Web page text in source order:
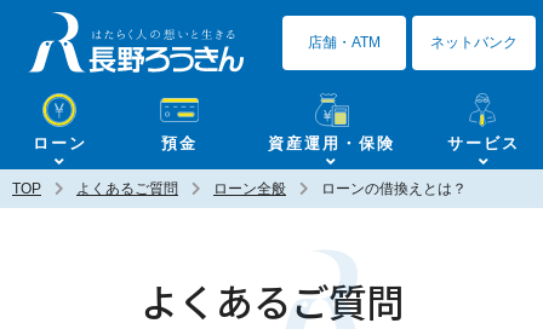
ローン 預金 資産運用・保険 サービス
店舗・ATM ネットバンク
TOP よくあるご質問 ローン全般 ローンの借換えとは？
よくあるご質問